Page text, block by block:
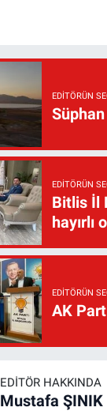
EDITÖRÜN
Süphan
EDITÖRÜN
Bitlis İl
hayırlı
EDITÖRÜN
AK
EDITÖR HAKKINDA
Mustafa ŞINIK